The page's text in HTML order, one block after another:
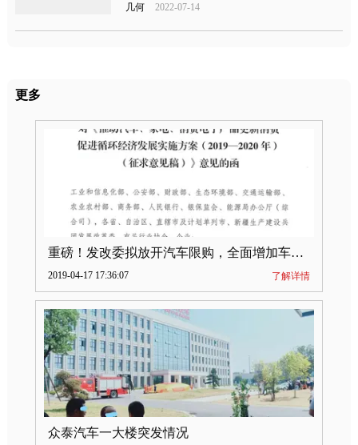
几何
2022-07-14
更多
重磅！发改委拟放开汽车限购，全面增加车牌指标
2019-04-17 17:36:07 了解详情
众泰汽车一大楼突发情况